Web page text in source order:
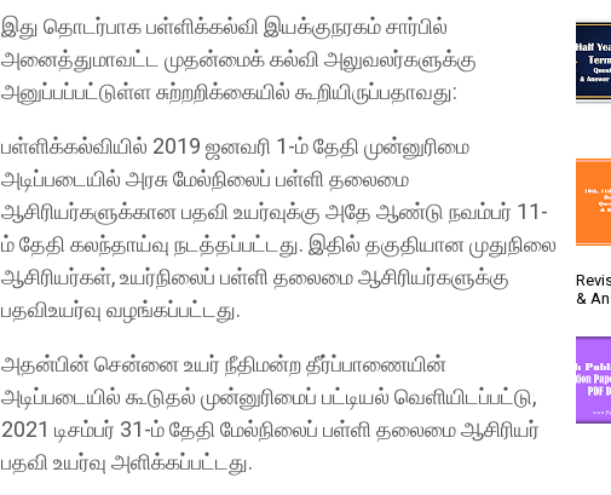
இது தொடர்பாக பள்ளிக்கல்வி இயக்குநரகம் சார்பில்
அனைத்துமாவட்ட முதன்மைக் கல்வி அலுவலர்களுக்கு
அனுப்பப்பட்டுள்ள சுற்றறிக்கையில் கூறியிருப்பதாவது:
பள்ளிக்கல்வியில் 2019 ஜனவரி 1-ம் தேதி முன்னுரிமை
அடிப்படையில் அரசு மேல்நிலைப் பள்ளி தலைமை
ஆசிரியர்களுக்கான பதவி உயர்வுக்கு அதே ஆண்டு நவம்பர் 11-
ம் தேதி கலந்தாய்வு நடத்தப்பட்டது. இதில் தகுதியான முதுநிலை
ஆசிரியர்கள், உயர்நிலைப் பள்ளி தலைமை ஆசிரியர்களுக்கு
பதவிஉயர்வு வழங்கப்பட்டது.
அதன்பின் சென்னை உயர் நீதிமன்ற தீர்ப்பாணையின்
அடிப்படையில் கூடுதல் முன்னுரிமைப் பட்டியல் வெளியிடப்பட்டு,
2021 டிசம்பர் 31-ம் தேதி மேல்நிலைப் பள்ளி தலைமை ஆசிரியர்
பதவி உயர்வு அளிக்கப்பட்டது.
&